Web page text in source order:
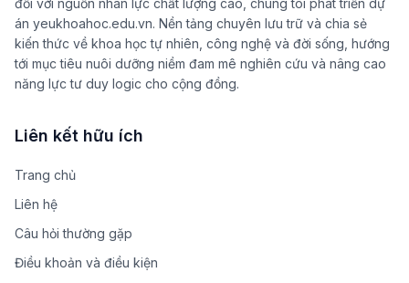
đối với nguồn nhân lực chất lượng cao, chúng tôi phát triển dự
án yeukhoahoc.edu.vn. Nền tảng chuyên lưu trữ và chia sẻ
kiến thức về khoa học tự nhiên, công nghệ và đời sống, hướng
tới mục tiêu nuôi dưỡng niềm đam mê nghiên cứu và nâng cao
năng lực tư duy logic cho cộng đồng.
Liên kết hữu ích
Trang chủ
Liên hệ
Câu hỏi thường gặp
Điều khoản và điều kiện